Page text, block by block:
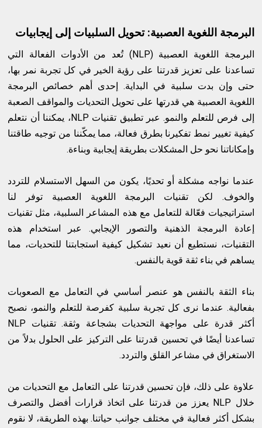
البرمجة اللغوية العصبية: تحويل السلبيات إلى إيجابيات
البرمجة اللغوية العصبية (NLP) تُعد من الأدوات الفعالة التي
تساعدنا على تعزيز قدرتنا على رؤية الخير في كل تجربة نمر بها،
حتى وإن بدت سلبية في البداية. إحدى أهم خصائص البرمجة
اللغوية العصبية هي قدرتها على تحويل التحديات والمواقف الصعبة
إلى فرص للتعلم والنمو. عبر تطبيق تقنيات NLP، يمكننا أن نتعلم
كيفية تغيير نمط تفكيرنا بطرق فعالة، مما يمكّننا من توجيه طاقتنا
وإمكاناتنا نحو حل المشكلات بطريقة إيجابية وبناءة.
عندما نواجه مشكلة أو تحديًا، يكون من السهل الاستسلام للتردد
والخوف. لكن تقنيات البرمجة اللغوية العصبية توفر لنا
استراتيجيات فعّالة للتعامل مع هذه المشاعر السلبية، مثل تقنيات
إعادة البرمجة الذهنية والتصور الإيجابي. عبر استخدام هذه
التقنيات، نستطيع أن نعيد تشكيل كيفية استجابتنا للتحديات، مما
يساهم في بناء ثقة قوية بالنفس.
بناء الثقة بالنفس هو عنصر أساسي في التعامل مع الصعوبات
بفعالية. عندما نرى كل تجربة سلبية كفرصة للتعلم والنمو، نصبح
أكثر قدرة على مواجهة التحديات بشجاعة وثقة. تقنيات NLP
تساعدنا أيضًا في تحسين قدرتنا على التركيز على الحلول بدلاً من
الاستغراق في مشاعر القلق والتردد.
علاوة على ذلك، فإن تحسين قدرتنا على التعامل مع التحديات من
خلال NLP يعزز من قدرتنا على اتخاذ قرارات أفضل والتصرف
بشكل أكثر فعالية في مختلف جوانب حياتنا. بهذه الطريقة، لا نقوم